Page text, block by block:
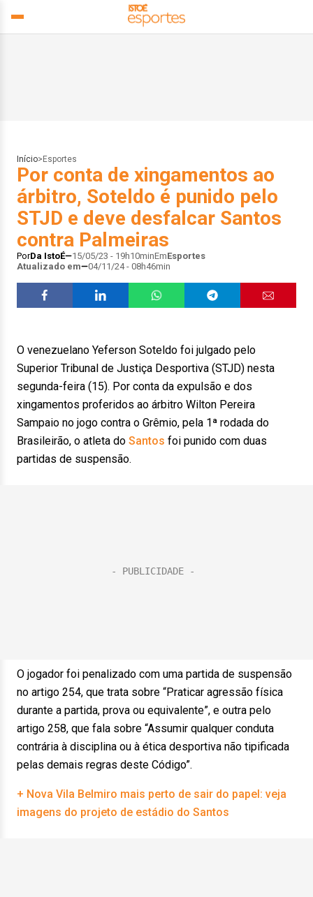
Início> Esportes
Por conta de xingamentos ao
árbitro, Soteldo é punido pelo
STJD e deve desfalcar Santos
contra Palmeiras
PorDa IstoÉ 15/05/23 - 19h10minEmEsportes
Atualizado em
04/11/24 - 08h46min
O venezuelano Yeferson Soteldo foi julgado pelo
Superior Tribunal de Justiça Desportiva (STJD) nesta
segunda-feira (15). Por conta da expulsão e dos
xingamentos proferidos ao árbitro Wilton Pereira
Sampaio no jogo contra o Grêmio, pela 1ª rodada do
Brasileirão, o atleta do Santos foi punido com duas
partidas de suspensão.
O jogador foi penalizado com uma partida de suspensão
no artigo 254, que trata sobre “Praticar agressão física
durante a partida, prova ou equivalente”, e outra pelo
artigo 258, que fala sobre “Assumir qualquer conduta
contrária à disciplina ou à ética desportiva não tipificada
pelas demais regras deste Código”.
+ Nova Vila Belmiro mais perto de sair do papel: veja
imagens do projeto de estádio do Santos